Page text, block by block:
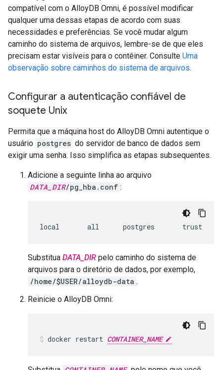
compatível com o AlloyDB Omni, é possível modificar
qualquer uma dessas etapas de acordo com suas
necessidades e preferências. Se você mudar algum
caminho do sistema de arquivos, lembre-se de que eles
precisam estar visíveis para o contêiner. Consulte Uma
observação sobre caminhos do sistema de arquivos.
Configurar a autenticação confiável de
soquete Unix
Permita que a máquina host do AlloyDB Omni autentique o
usuário postgres do servidor de banco de dados sem
exigir uma senha. Isso simplifica as etapas subsequentes.
Adicione a seguinte linha ao arquivo
DATA_DIR/pg_hba.conf :
Substitua DATA_DIR pelo caminho do sistema de
arquivos para o diretório de dados, por exemplo,
/home/$USER/alloydb-data .
Reinicie o AlloyDB Omni:
docker restart CONTAINER_NAME